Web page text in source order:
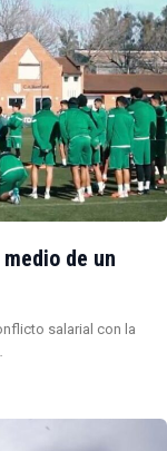
de un
salarial con la